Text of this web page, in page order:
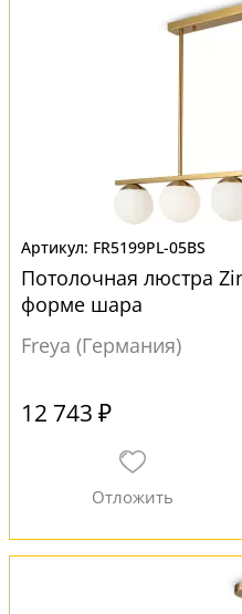
FR5199PL-05BS
Потолочная люстра
форме шара
Freya (Германия)
12 743 ₽